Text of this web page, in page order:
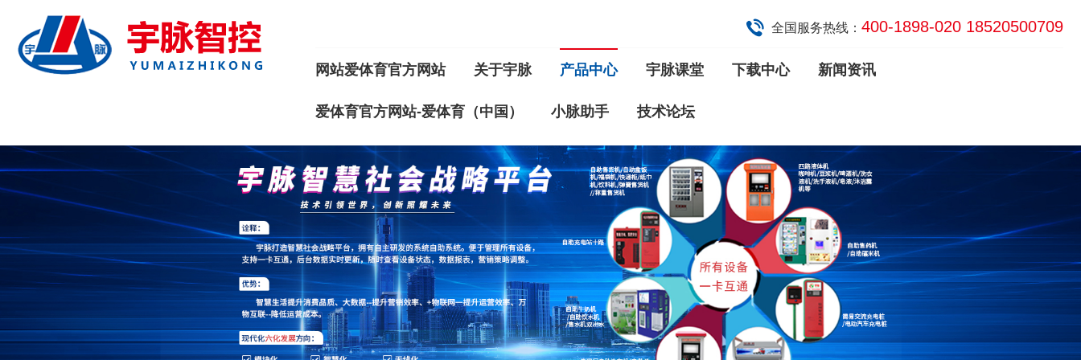
全国服务热线： 400-1898-020 18520500709
网站爱体育官方网站 关于宇脉 产品中心 宇脉课堂 下载中心 新闻资讯
爱体育官方网站-爱体育（中国） 小脉助手 技术论坛